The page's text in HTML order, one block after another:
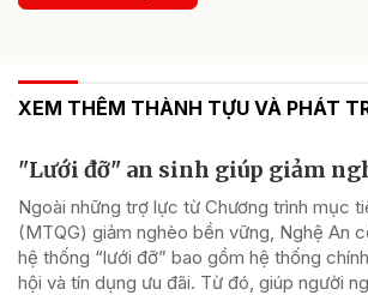
XEM THÊM THÀNH TỰU VÀ PHÁT
"Lưới đỡ" an sinh giúp giảm
Ngoài những trợ lực từ Chương trình mục
(MTQG) giảm nghèo bền vững, Nghệ An
hệ thống “lưới đỡ” bao gồm hệ thống
hội và tín dụng ưu đãi. Từ đó, giúp người